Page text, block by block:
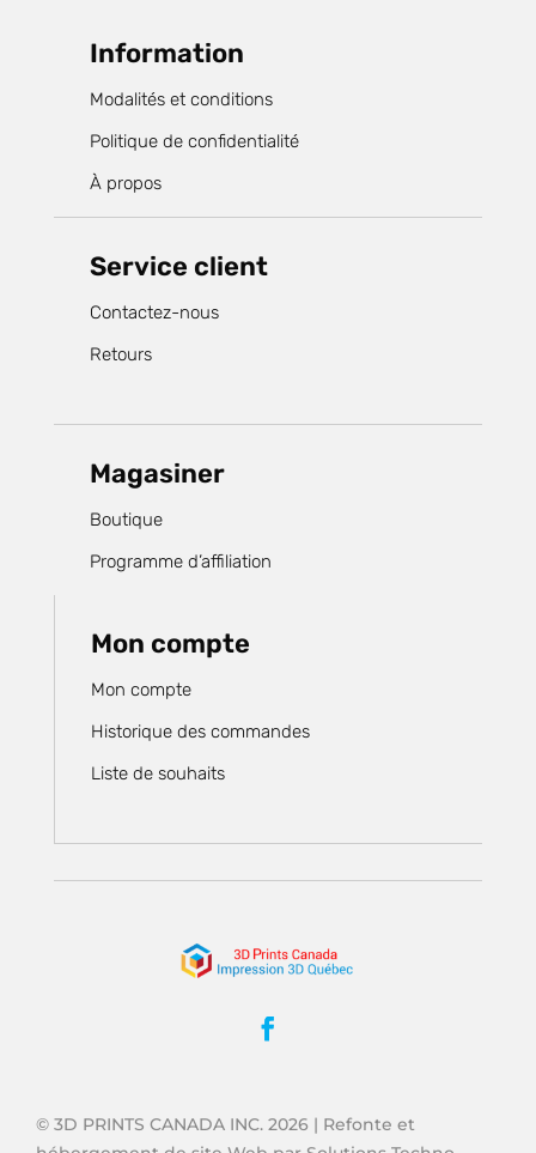
Information
Modalités et conditions
Politique de confidentialité
À propos
Service client
Contactez-nous
Retours
Magasiner
Boutique
Programme d’affiliation
Mon compte
Mon compte
Historique des commandes
Liste de souhaits
© 3D PRINTS CANADA INC. 2026 | Refonte et